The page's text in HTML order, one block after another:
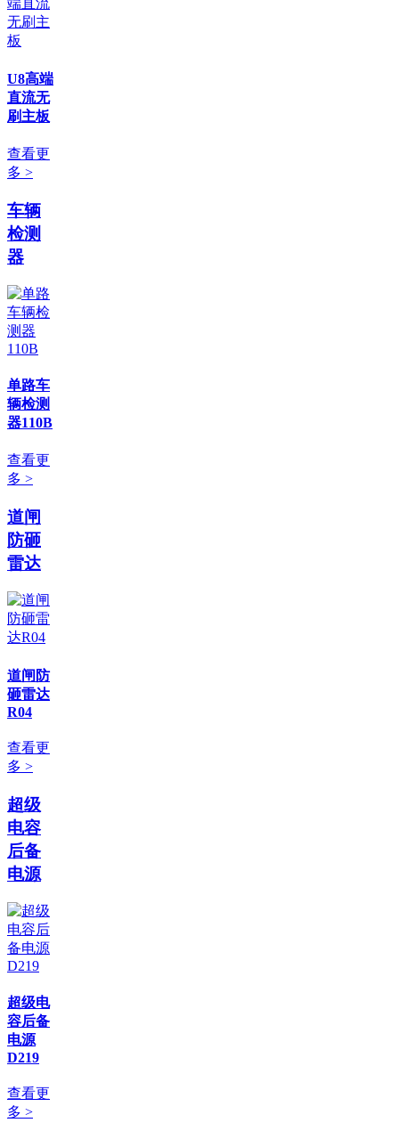
U8高端
直流无
刷主板
查看更
多 >
车辆
检测
器
单路车
辆检测
器110B
查看更
多 >
道闸
防砸
雷达
道闸防
砸雷达
R04
查看更
多 >
超级
电容
后备
电源
超级电
容后备
电源
D219
查看更
多 >